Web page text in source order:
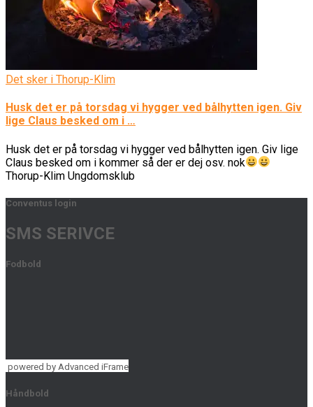
Det sker i Thorup-Klim
Husk det er på torsdag vi hygger ved bålhytten igen. Giv
lige Claus besked om i …
Husk det er på torsdag vi hygger ved bålhytten igen. Giv lige
Claus besked om i kommer så der er dej osv. nok
Thorup-Klim Ungdomsklub
Conventus login
SMS SERIVCE
Fodbold
powered by Advanced iFrame
Håndbold